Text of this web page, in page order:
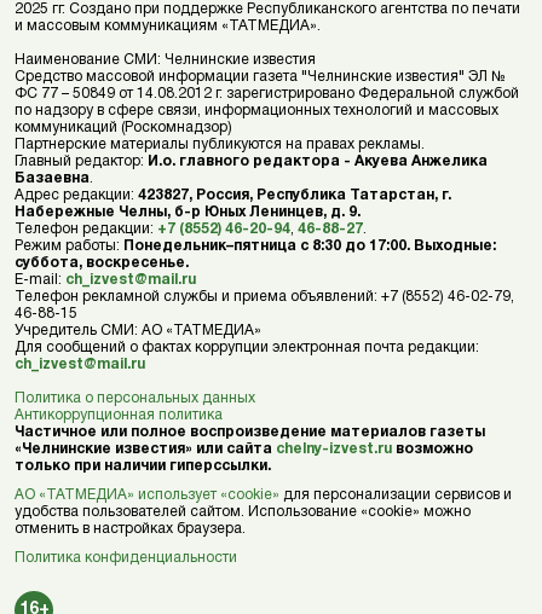
2025 гг. Создано при поддержке Республиканского агентства по печати
и массовым коммуникациям «ТАТМЕДИА».
Наименование СМИ: Челнинские известия
Средство массовой информации газета "Челнинские известия" ЭЛ №
ФС 77 – 50849 от 14.08.2012 г. зарегистрировано Федеральной службой
по надзору в сфере связи, информационных технологий и массовых
коммуникаций (Роскомнадзор)
Партнерские материалы публикуются на правах рекламы.
Главный редактор: И.о. главного редактора - Акуева Анжелика
Базаевна
Адрес редакции: 423827, Россия, Республика Татарстан, г.
Набережные Челны, б-р Юных Ленинцев, д. 9.
Телефон редакции: +7 (8552) 46-20-94 46-88-27
Режим работы: Понедельник–пятница с 8:30 до 17:00. Выходные:
суббота, воскресенье.
E-mail: ch_izvest@mail.ru
Телефон рекламной службы и приема объявлений: +7 (8552) 46-02-79,
46-88-15
Учредитель СМИ: АО «ТАТМЕДИА»
Для сообщений о фактах коррупции электронная почта редакции:
ch_izvest@mail.ru
Политика о персональных данных
Антикоррупционная политика
Частичное или полное воспроизведение материалов газеты
«Челнинские известия» или сайта chelny-izvest.ru возможно
только при наличии гиперссылки.
АО «ТАТМЕДИА» использует «cookie» для персонализации сервисов и
удобства пользователей сайтом. Использование «cookie» можно
отменить в настройках браузера.
Политика конфиденциальности
16+